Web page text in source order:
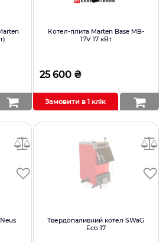
Котел-плита Marten Base MB-
17V 17 кВт
25 600 ₴
Замовити в 1 клік
Твердопаливний котел SWaG
Eco 17